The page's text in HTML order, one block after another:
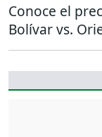
Conoce el
Bolívar vs.